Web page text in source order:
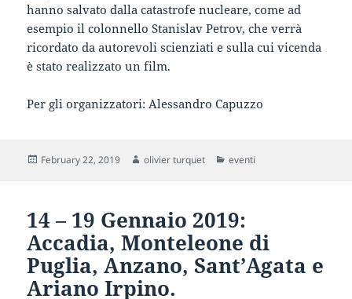
hanno salvato dalla catastrofe nucleare, come ad
esempio il colonnello Stanislav Petrov, che verrà
ricordato da autorevoli scienziati e sulla cui vicenda
è stato realizzato un film.
Per gli organizzatori: Alessandro Capuzzo
Posted
February 22, 2019 Author
olivier turquet Categories
eventi
14 – 19 Gennaio 2019:
Accadia, Monteleone di
Puglia, Anzano, Sant’Agata e
Ariano Irpino.